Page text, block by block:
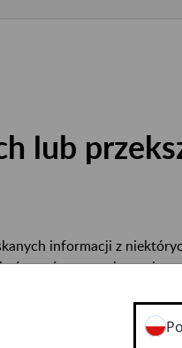
lub
informacji z
państwowych, zawiera
bądź
osobowej lub